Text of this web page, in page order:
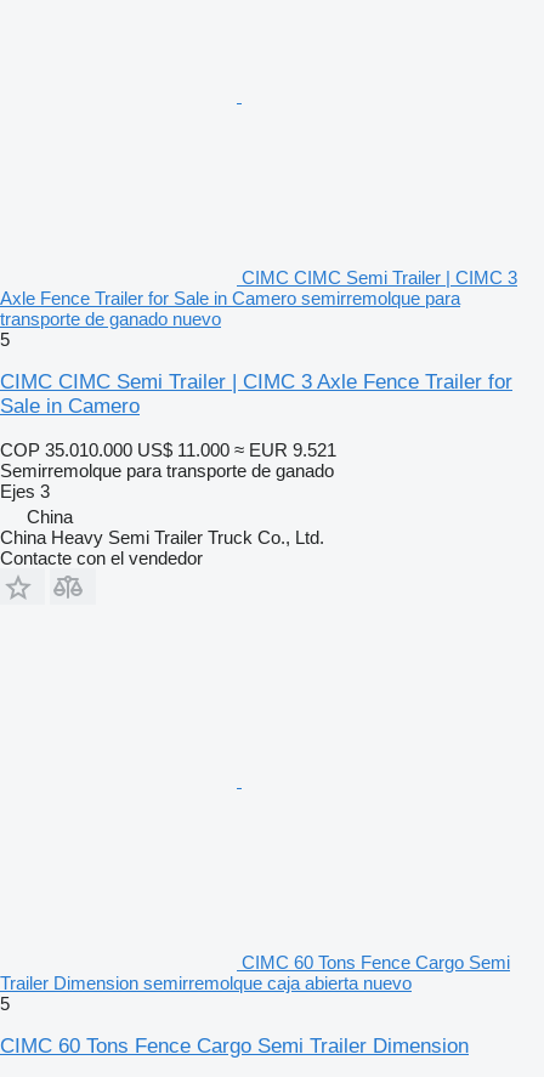
CIMC CIMC Semi Trailer | CIMC 3
Axle Fence Trailer for Sale in Camero semirremolque para
transporte de ganado nuevo
5
CIMC CIMC Semi Trailer | CIMC 3 Axle Fence Trailer for
Sale in Camero
COP 35.010.000 US$ 11.000 ≈ EUR 9.521
Semirremolque para transporte de ganado
Ejes 3
China
China Heavy Semi Trailer Truck Co., Ltd.
Contacte con el vendedor
CIMC 60 Tons Fence Cargo Semi
Trailer Dimension semirremolque caja abierta nuevo
5
CIMC 60 Tons Fence Cargo Semi Trailer Dimension